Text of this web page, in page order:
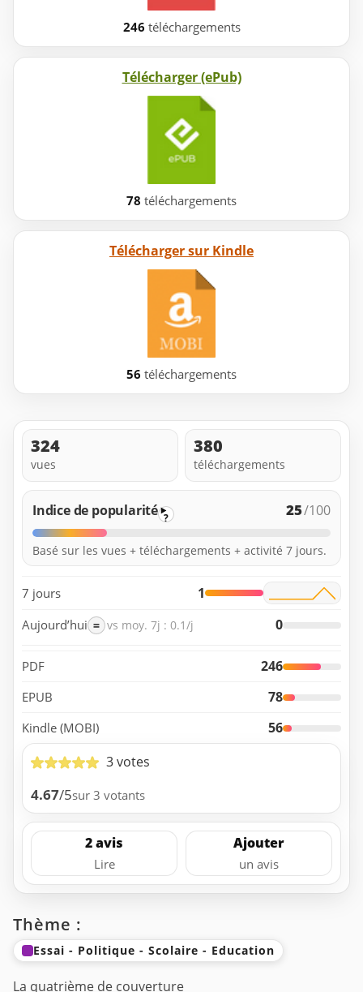
246 téléchargements
Télécharger (ePub)
78 téléchargements
Télécharger sur Kindle
56 téléchargements
324
vues
380
téléchargements
Indice de popularité ? 25/100
Basé sur les vues + téléchargements + activité 7 jours.
7 jours 1
Aujourd’hui = vs moy. 7j : 0.1/j 0
PDF 246
EPUB 78
Kindle (MOBI)
56
3 votes
4.67/5sur 3 votants
2 avis
Lire
Ajouter
un avis
Thème :
Essai - Politique - Scolaire - Education
La quatrième de couverture